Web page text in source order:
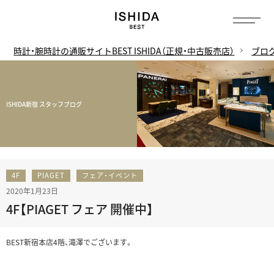
時計・腕時計の通販サイトBEST ISHIDA（正規・中古販売店） ブロ
ISHIDA新宿 スタッフブログ
4F PIAGET フェア・イベント
2020年1月23日
4F【PIAGET フェア 開催中】
BEST新宿本店4階、滝澤でございます。